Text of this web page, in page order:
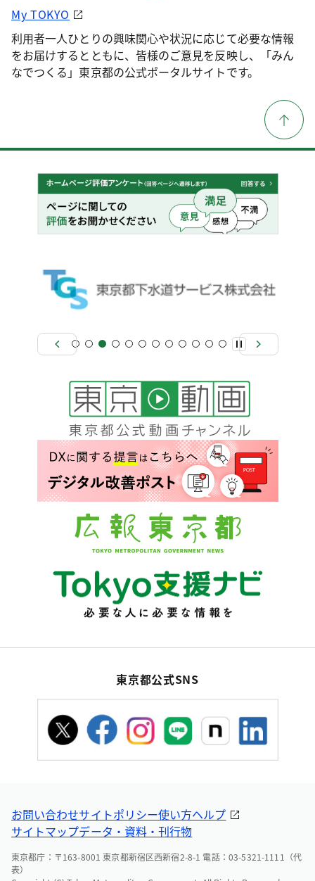
My TOKYO
利用者一人ひとりの興味関心や状況に応じて必要な情報
をお届けするとともに、皆様のご意見を反映し、「みん
なでつくる」東京都の公式ポータルサイトです。
東京都公式SNS
お問い合わせサイトポリシー使い方ヘルプ
サイトマップデータ・資料・刊行物
東京都庁：〒163-8001 東京都新宿区西新宿2-8-1 電話：03-5321-1111（代
表）